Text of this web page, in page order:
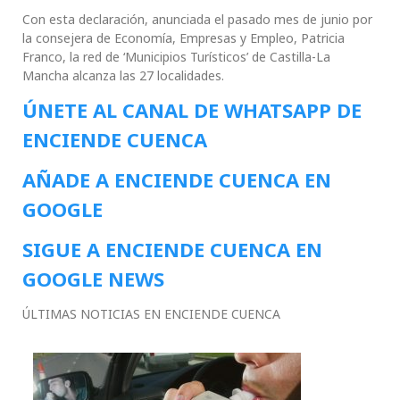
Con esta declaración, anunciada el pasado mes de junio por
la consejera de Economía, Empresas y Empleo, Patricia
Franco, la red de ‘Municipios Turísticos’ de Castilla-La
Mancha alcanza las 27 localidades.
ÚNETE AL CANAL DE WHATSAPP DE
ENCIENDE CUENCA
AÑADE A ENCIENDE CUENCA EN
GOOGLE
SIGUE A ENCIENDE CUENCA EN
GOOGLE NEWS
ÚLTIMAS NOTICIAS EN ENCIENDE CUENCA